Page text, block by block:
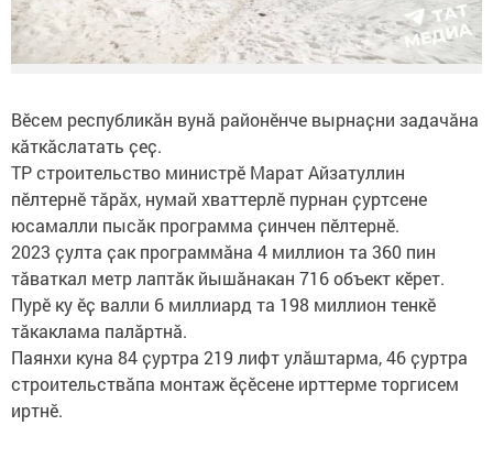
Вӗсем республикӑн вунӑ районӗнче вырнаҫни задачӑна
кӑткӑслатать ҫеҫ.
ТР строительство министрӗ Марат Айзатуллин
пӗлтернӗ тӑрӑх, нумай хваттерлӗ пурнан ҫуртсене
юсамалли пысӑк программа ҫинчен пӗлтернӗ.
2023 ҫулта ҫак программӑна 4 миллион та 360 пин
тăваткал метр лаптӑк йышӑнакан 716 объект кӗрет.
Пурӗ ку ӗҫ валли 6 миллиард та 198 миллион тенкӗ
тӑкаклама палӑртнӑ.
Паянхи куна 84 ҫуртра 219 лифт улӑштарма, 46 ҫуртра
строительствӑпа монтаж ӗҫӗсене ирттерме торгисем
иртнӗ.